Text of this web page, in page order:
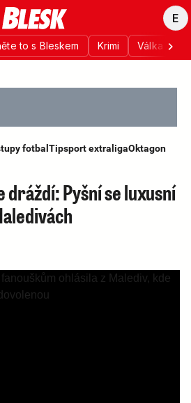
E
to s Bleskem Krimi Válka na
fotbal Tipsport extraligaOktagon
dráždí: Pyšní se luxusní